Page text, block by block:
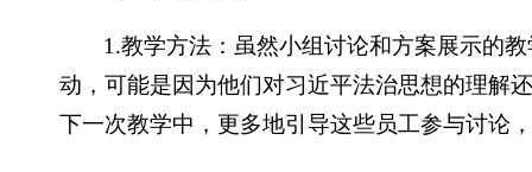
1.教学方法：虽然小组讨论和方案展示的
动，可能是因为他们对习近平法治思想的理解
下一次教学中，更多地引导这些员工参与讨论